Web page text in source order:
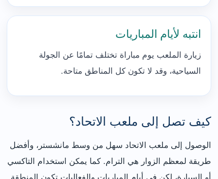
انتبه لأيام المباريات
زيارة الملعب يوم مباراة تختلف تمامًا عن الجولة
السياحية، وقد لا تكون كل المناطق متاحة.
كيف تصل إلى ملعب الاتحاد؟
الوصول إلى ملعب الاتحاد سهل من وسط مانشستر، وأفضل
طريقة لمعظم الزوار هي الترام. كما يمكن استخدام التاكسي